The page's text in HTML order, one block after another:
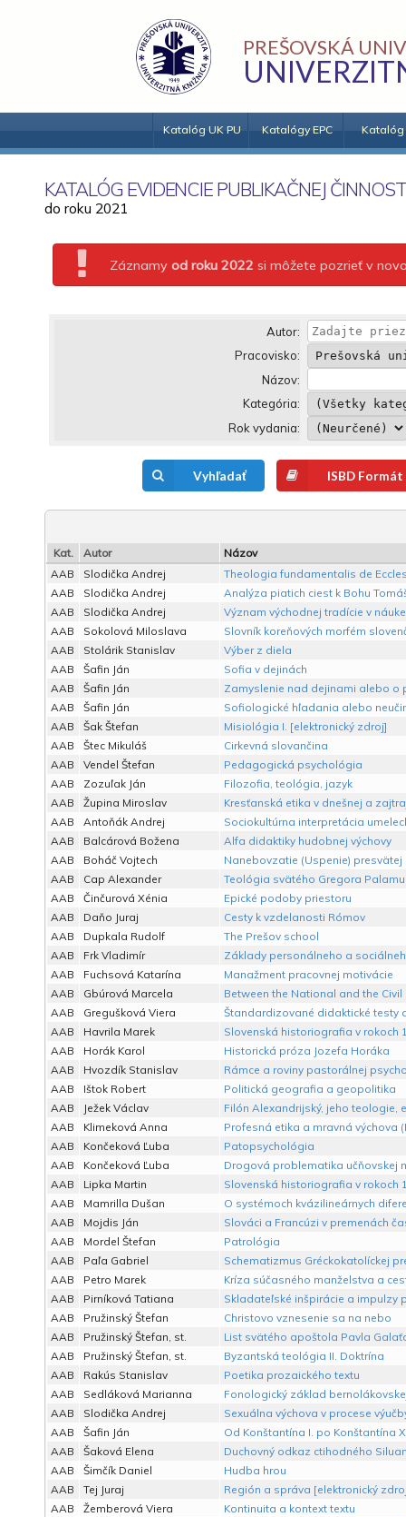
PREŠOVSKÁ
Katalóg UK PU Katalógy EPC Katalóg
KATALÓG EVIDENCIE PUBLIKAČNEJ
do roku 2021
Záznamyod roku 2022 si môžete pozrieť v
Autor:
Pracovisko:
Názov:
Kategória:
Rok vydania:
Vyhľadať ISBD Formát
Kat. Autor
Názov
AAB
Slodička Andrej
Theologia fundamentalis de
AAB
Slodička Andrej
Analýza piatich ciest k Bohu
AAB
Slodička Andrej
Význam východnej tradície v
AAB
Sokolová Miloslava
Slovník koreňových morfém
AAB
Stolárik Stanislav
Výber z diela
AAB
Šafin Ján
Sofia v dejinách
AAB
Šafin Ján
Zamyslenie nad dejinami alebo o
AAB
Šafin Ján
Sofiologické hľadania alebo
AAB
Šak Štefan
Misiológia I. [elektronický zdroj]
AAB
Štec Mikuláš
Cirkevná slovančina
AAB
Vendel Štefan
Pedagogická psychológia
AAB
Zozuľak Ján
Filozofia, teológia, jazyk
AAB
Župina Miroslav
Kresťanská etika v dnešnej a
AAB
Antoňák Andrej
Sociokultúrna interpretácia
AAB
Balcárová Božena
Alfa didaktiky hudobnej výchovy
AAB
Boháč Vojtech
Nanebovzatie (Uspenie)
AAB
Cap Alexander
Teológia svätého Gregora Palamu
AAB
Činčurová Xénia
Epické podoby priestoru
AAB
Daňo Juraj
Cesty k vzdelanosti Rómov
AAB
Dupkala Rudolf
The Prešov school
AAB
Frk Vladimír
Základy personálneho a
AAB
Fuchsová Katarína
Manažment pracovnej motivácie
AAB
Gbúrová Marcela
Between the National and the Civil
AAB
Gregušková Viera
Štandardizované didaktické
AAB
Havrila Marek
Slovenská historiografia v rokoch
AAB
Horák Karol
Historická próza Jozefa Horáka
AAB
Hvozdík Stanislav
Rámce a roviny pastorálnej
AAB
Ištok Robert
Politická geografia a geopolitika
AAB
Ježek Václav
Filón Alexandrijský, jeho teologie,
AAB
Klimeková Anna
Profesná etika a mravná výchova
AAB
Končeková Ľuba
Patopsychológia
AAB
Končeková Ľuba
Drogová problematika učňovskej
AAB
Lipka Martin
Slovenská historiografia v rokoch
AAB
Mamrilla Dušan
O systémoch kvázilineárnych
AAB
Mojdis Ján
Slováci a Francúzi v premenách
AAB
Mordel Štefan
Patrológia
AAB
Paľa Gabriel
Schematizmus Gréckokatolíckej
AAB
Petro Marek
Kríza súčasného manželstva a
AAB
Pirníková Tatiana
Skladateľské inšpirácie a impulzy
AAB
Pružinský Štefan
Christovo vznesenie sa na nebo
AAB
Pružinský Štefan, st.
List svätého apoštola Pavla
AAB
Pružinský Štefan, st.
Byzantská teológia II. Doktrína
AAB
Rakús Stanislav
Poetika prozaického textu
AAB
Sedláková Marianna
Fonologický základ
AAB
Slodička Andrej
Sexuálna výchova v procese
AAB
Šafin Ján
Od Konštantína I. po Konštantína
AAB
Šaková Elena
Duchovný odkaz ctihodného
AAB
Šimčík Daniel
Hudba hrou
AAB
Tej Juraj
Región a správa [elektronický
AAB
Žemberová Viera
Kontinuita a kontext textu